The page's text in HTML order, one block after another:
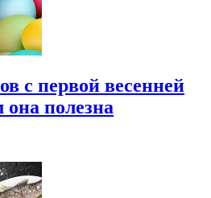
с первой весенней
полезна